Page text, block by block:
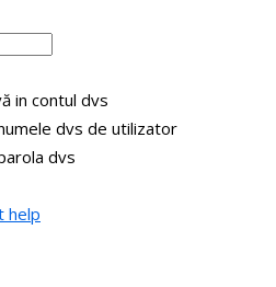
in contul dvs
dvs de utilizator
dvs
help